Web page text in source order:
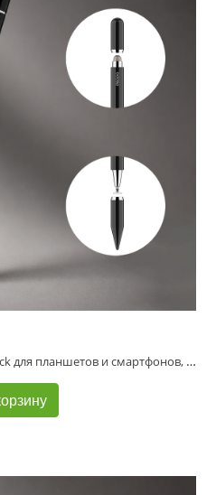
Стилус универсальный Pro Stick для планшетов и смартфонов, черный, Deppa